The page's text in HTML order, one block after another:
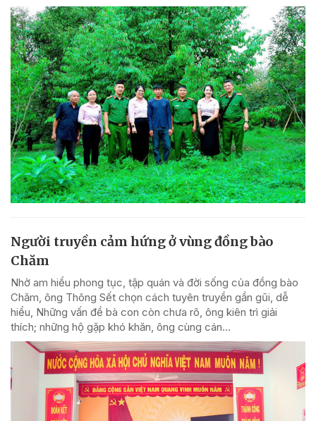
Người truyền cảm hứng ở vùng đồng bào
Chăm
Nhờ am hiểu phong tục, tập quán và đời sống của đồng bào
Chăm, ông Thông Sết chọn cách tuyên truyền gần gũi, dễ
hiểu, Những vấn đề bà con còn chưa rõ, ông kiên trì giải
thích; những hộ gặp khó khăn, ông cùng cán...